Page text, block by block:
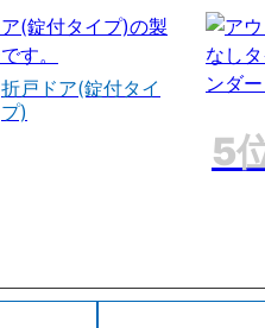
折戸ドア(錠付タイ
プ)